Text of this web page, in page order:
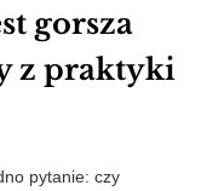
gorsza
z praktyki
pytanie: czy